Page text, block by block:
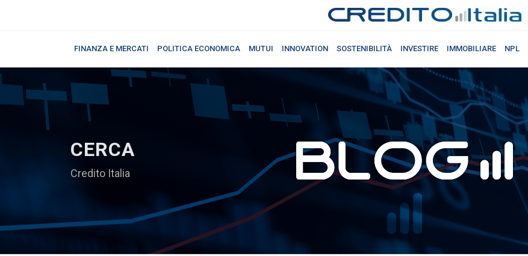
FINANZA E MERCATI POLITICA ECONOMICA MUTUI INNOVATION SOSTENIBILITÀ INVESTIRE IMMOBILIARE NPL
CERCA
Credito Italia